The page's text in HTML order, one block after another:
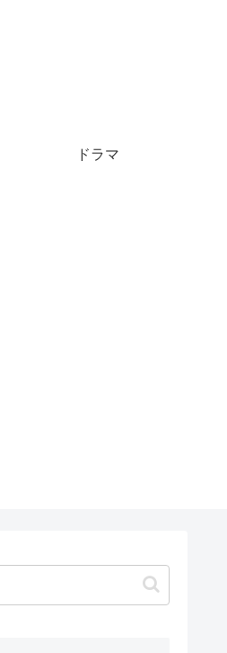
ドラマ